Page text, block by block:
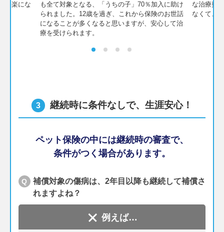
も楽にな
も全て対象となる、「うちの子」70％加入に助け
られました。12歳を過ぎ、これから保険のお世話
になることが多くなると思いますが、安心して治
療を受けられます。
な治療費
なくて、
3 継続時に条件なしで、生涯安心！
ペット保険の中には継続時の審査で、
条件がつく場合があります。
Q
補償対象の傷病は、2年目以降も継続して補償さ
れますよね？
例えば…